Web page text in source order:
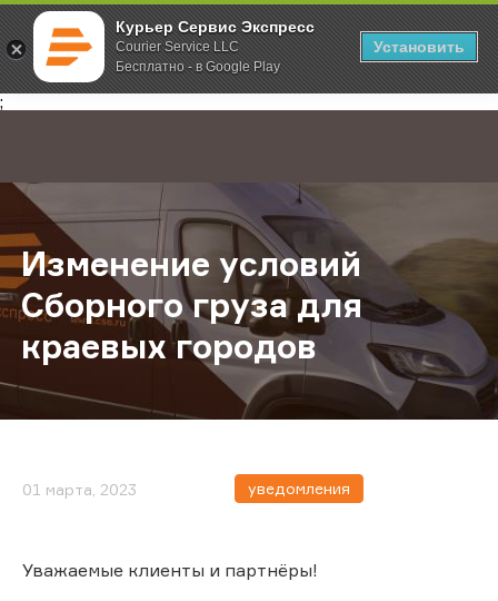
Курьер Сервис Экспресс
Courier Service LLC
Бесплатно - в Google Play
Установить
;
Главная О компании Новости Изменение условий Сборного
Изменение условий
Сборного груза для
краевых городов
01 марта, 2023 уведомления
Уважаемые клиенты и партнёры!